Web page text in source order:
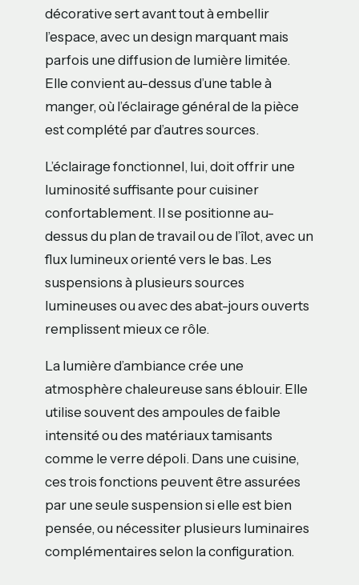
décorative sert avant tout à embellir
l’espace, avec un design marquant mais
parfois une diffusion de lumière limitée.
Elle convient au-dessus d’une table à
manger, où l’éclairage général de la pièce
est complété par d’autres sources.
L’éclairage fonctionnel, lui, doit offrir une
luminosité suffisante pour cuisiner
confortablement. Il se positionne au-
dessus du plan de travail ou de l’îlot, avec un
flux lumineux orienté vers le bas. Les
suspensions à plusieurs sources
lumineuses ou avec des abat-jours ouverts
remplissent mieux ce rôle.
La lumière d’ambiance crée une
atmosphère chaleureuse sans éblouir. Elle
utilise souvent des ampoules de faible
intensité ou des matériaux tamisants
comme le verre dépoli. Dans une cuisine,
ces trois fonctions peuvent être assurées
par une seule suspension si elle est bien
pensée, ou nécessiter plusieurs luminaires
complémentaires selon la configuration.